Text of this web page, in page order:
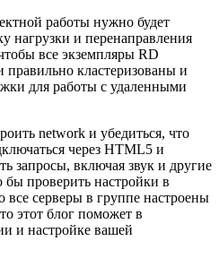
работы нужно будет
нагрузки и перенаправления
все экземпляры RD
кластеризованы и
для работы с удаленными
network и убедиться, что
через HTML5 и
запросы, включая звук и другие
проверить настройки в
все серверы в группе настроены
этот блог поможет в
и настройке вашей